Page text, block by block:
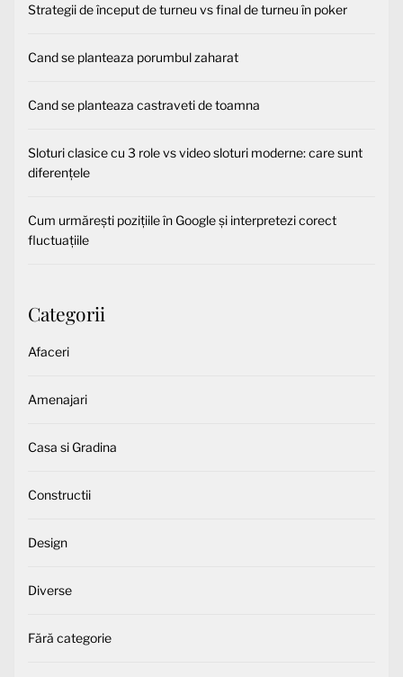
Strategii de început de turneu vs final de turneu în poker
Cand se planteaza porumbul zaharat
Cand se planteaza castraveti de toamna
Sloturi clasice cu 3 role vs video sloturi moderne: care sunt
diferențele
Cum urmărești pozițiile în Google și interpretezi corect
fluctuațiile
Categorii
Afaceri
Amenajari
Casa si Gradina
Constructii
Design
Diverse
Fără categorie